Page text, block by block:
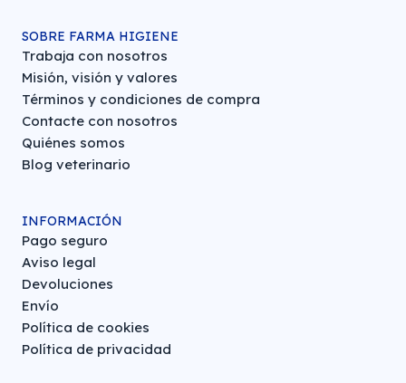
SOBRE FARMA HIGIENE
Trabaja con nosotros
Misión, visión y valores
Términos y condiciones de compra
Contacte con nosotros
Quiénes somos
Blog veterinario
INFORMACIÓN
Pago seguro
Aviso legal
Devoluciones
Envío
Política de cookies
Política de privacidad